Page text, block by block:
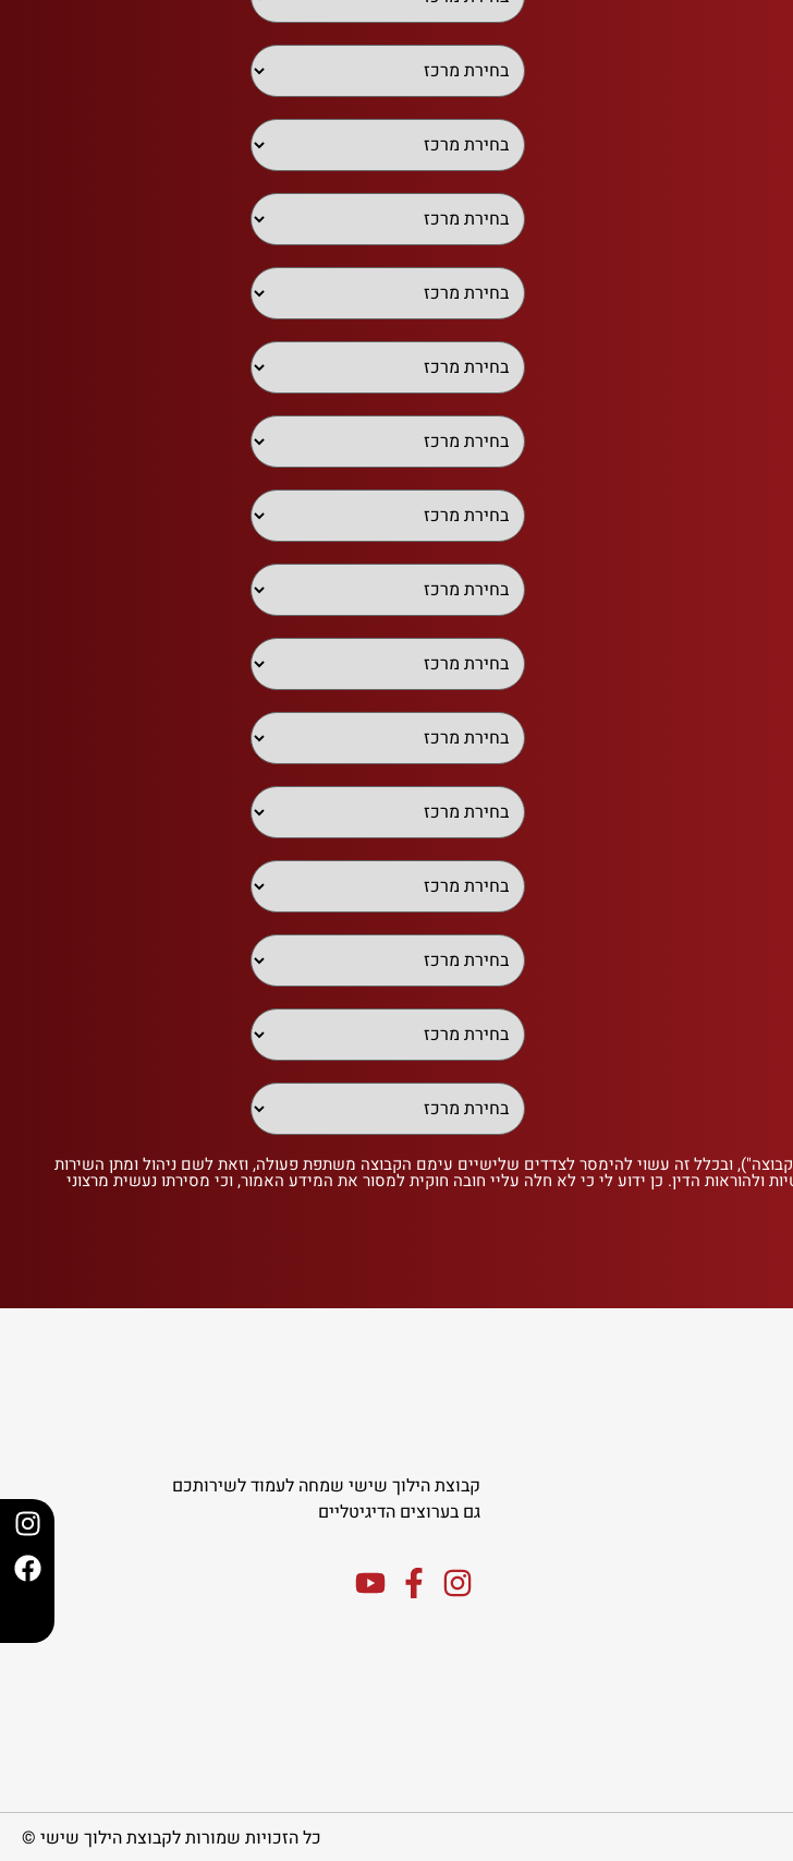
ובכלל זה עשוי להימסר לצדדים שלישיים עימם הקבוצה משתפת פעולה, וזאת לשם ניהול ומתן השירות
ולהוראות הדין. כן ידוע לי כי לא חלה עליי חובה חוקית למסור את המידע האמור, וכי מסירתו נעשית מרצוני
קבוצת הילוך שישי שמחה לעמוד לשירותכם
גם בערוצים הדיגיטליים
כל הזכויות שמורות לקבוצת הילוך שישי ©